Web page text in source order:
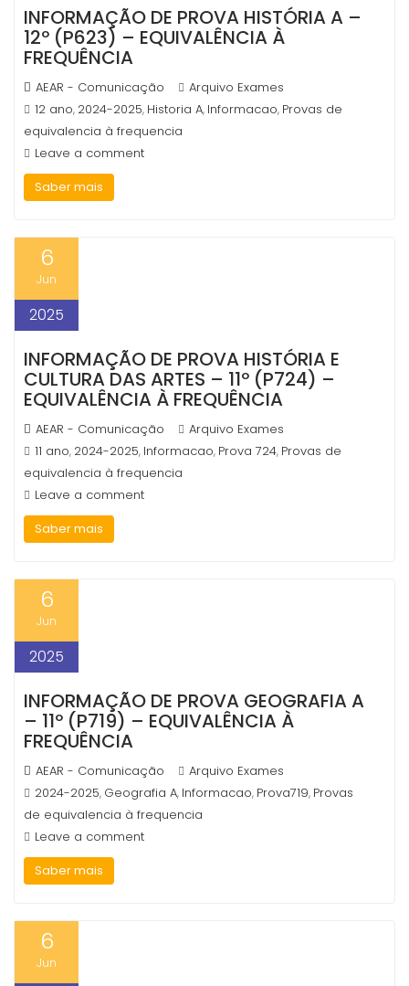
INFORMAÇÃO DE PROVA HISTÓRIA A –
12º (P623) – EQUIVALÊNCIA À
FREQUÊNCIA
AEAR - Comunicação
Arquivo Exames
12 ano, 2024-2025, Historia A, Informacao, Provas de
equivalencia à frequencia
Leave a comment
Saber mais
6
Jun
2025
INFORMAÇÃO DE PROVA HISTÓRIA E
CULTURA DAS ARTES – 11º (P724) –
EQUIVALÊNCIA À FREQUÊNCIA
AEAR - Comunicação
Arquivo Exames
11 ano, 2024-2025, Informacao, Prova 724, Provas de
equivalencia à frequencia
Leave a comment
Saber mais
6
Jun
2025
INFORMAÇÃO DE PROVA GEOGRAFIA A
– 11º (P719) – EQUIVALÊNCIA À
FREQUÊNCIA
AEAR - Comunicação
Arquivo Exames
2024-2025, Geografia A, Informacao, Prova719, Provas
de equivalencia à frequencia
Leave a comment
Saber mais
6
Jun